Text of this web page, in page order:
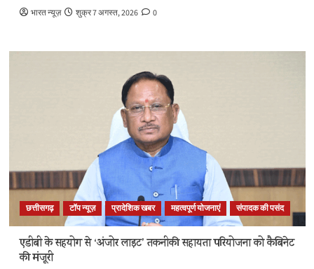
भारत न्यूज़ शुक्र 7 अगस्त, 2026 0
छत्तीसगढ़ टॉप न्यूज़ प्रादेशिक खबर महत्वपूर्ण योजनाएं संपादक की पसंद
एडीबी के सहयोग से ‘अंजोर लाइट’ तकनीकी सहायता परियोजना को कैबिनेट
की मंजूरी